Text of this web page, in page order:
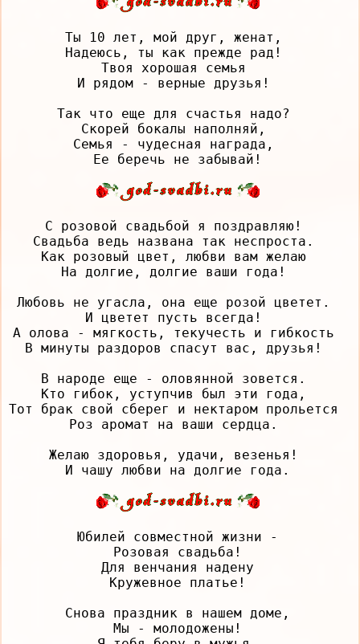
Ты 10 лет, мой друг, женат,
Надеюсь, ты как прежде рад!
Твоя хорошая семья
И рядом - верные друзья!
Так что еще для счастья надо?
Скорей бокалы наполняй,
Семья - чудесная награда,
С розовой свадьбой я поздравляю!
Свадьба ведь названа так неспроста.
Как розовый цвет, любви вам желаю
На долгие, долгие ваши года!
Любовь не угасла, она еще розой цветет.
И цветет пусть всегда!
А олова - мягкость, текучесть и гибкость
В минуты раздоров спасут вас, друзья!
В народе еще - оловянной зовется.
Кто гибок, уступчив был эти года,
Тот брак свой сберег и нектаром прольется
Роз аромат на ваши сердца.
Желаю здоровья, удачи, везенья!
Юбилей совместной жизни -
Розовая свадьба!
Для венчания надену
Кружевное платье!
Снова праздник в нашем доме,
Мы - молодожены!